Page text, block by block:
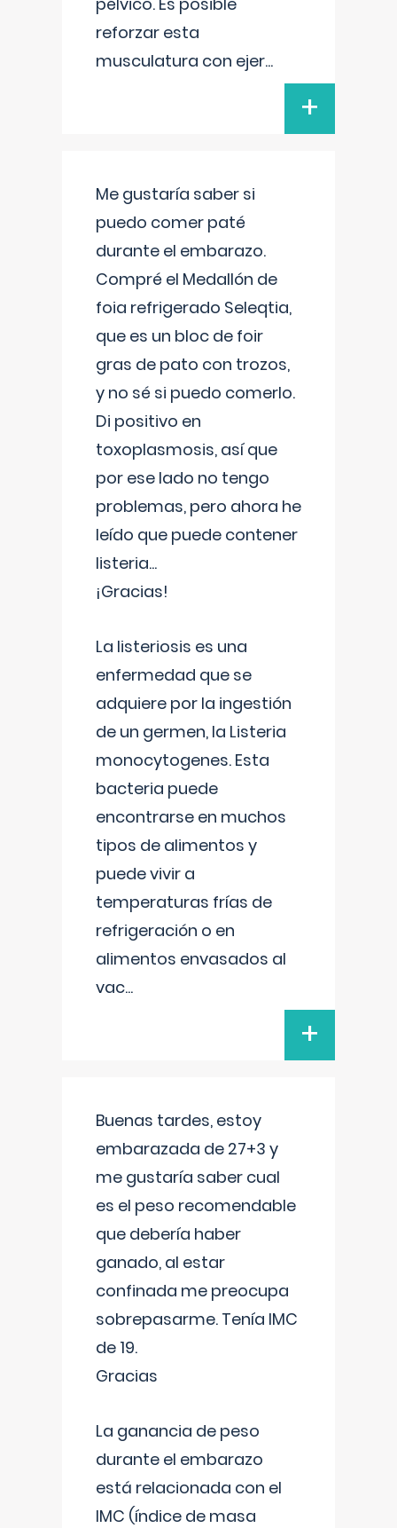
reforzar esta
musculatura con ejer...
+
Me gustaría saber si
puedo comer paté
durante el embarazo.
Compré el Medallón de
foia refrigerado Seleqtia,
que es un bloc de foir
gras de pato con trozos,
y no sé si puedo comerlo.
Di positivo en
toxoplasmosis, así que
por ese lado no tengo
problemas, pero ahora he
leído que puede contener
listeria...
¡Gracias!
La listeriosis es una
enfermedad que se
adquiere por la ingestión
de un germen, la Listeria
monocytogenes. Esta
bacteria puede
encontrarse en muchos
tipos de alimentos y
puede vivir a
temperaturas frías de
refrigeración o en
alimentos envasados al
vac...
+
Buenas tardes, estoy
embarazada de 27+3 y
me gustaría saber cual
es el peso recomendable
que debería haber
ganado, al estar
confinada me preocupa
sobrepasarme. Tenía IMC
de 19.
Gracias
La ganancia de peso
durante el embarazo
está relacionada con el
IMC (índice de masa